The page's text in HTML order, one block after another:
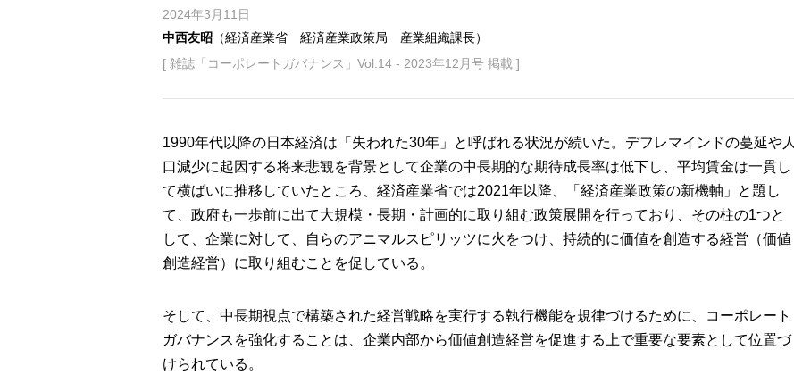
2024年3月11日
中西友昭 （経済産業省 経済産業政策局 産業組織課長）
[ 雑誌「コーポレートガバナンス」Vol.14 - 2023年12月号 掲載 ]
1990年代以降の日本経済は「失われた30年」と呼ばれる状況が続いた。デフレマインドの蔓延や人
口減少に起因する将来悲観を背景として企業の中長期的な期待成長率は低下し、平均賃金は一貫し
て横ばいに推移していたところ、経済産業省では2021年以降、「経済産業政策の新機軸」と題し
て、政府も一歩前に出て大規模・長期・計画的に取り組む政策展開を行っており、その柱の1つと
して、企業に対して、自らのアニマルスピリッツに火をつけ、持続的に価値を創造する経営（価値
創造経営）に取り組むことを促している。
そして、中長期視点で構築された経営戦略を実行する執行機能を規律づけるために、コーポレート
ガバナンスを強化することは、企業内部から価値創造経営を促進する上で重要な要素として位置づ
けられている。